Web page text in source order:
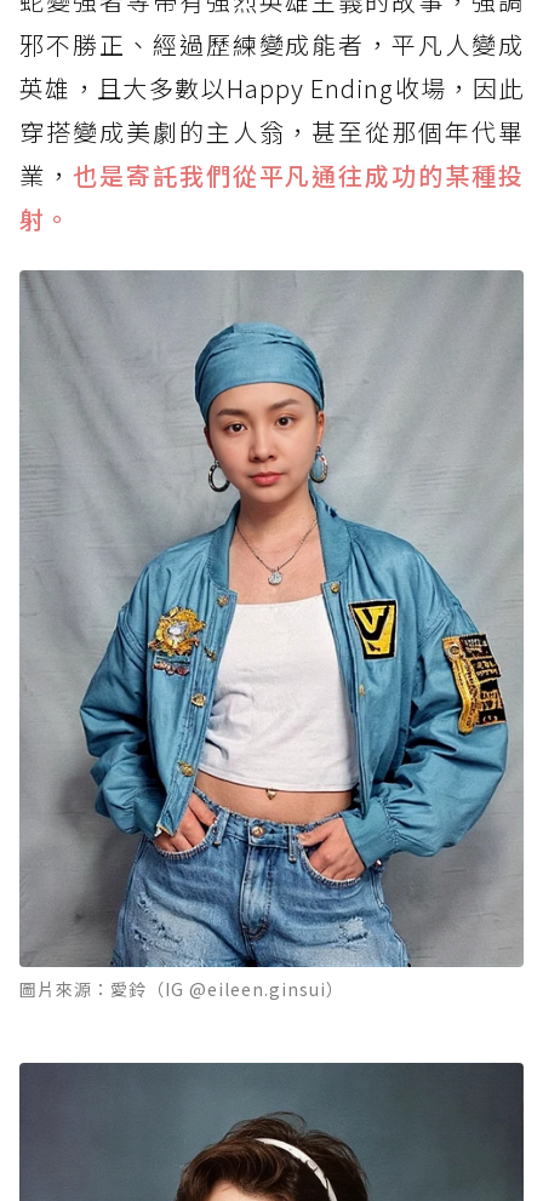
邪不勝正、經過歷練變成能者，平凡人變成
英雄，且大多數以Happy Ending收場，因此
穿搭變成美劇的主人翁，甚至從那個年代畢
業， 也是寄託我們從平凡通往成功的某種投
射。
圖片來源：愛鈴（IG @eileen.ginsui）